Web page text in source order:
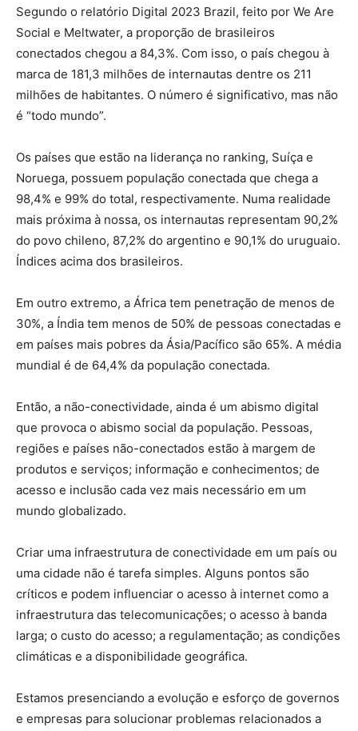
Segundo o relatório Digital 2023 Brazil, feito por We Are
Social e Meltwater, a proporção de brasileiros
conectados chegou a 84,3%. Com isso, o país chegou à
marca de 181,3 milhões de internautas dentre os 211
milhões de habitantes. O número é significativo, mas não
é “todo mundo”.
Os países que estão na liderança no ranking, Suíça e
Noruega, possuem população conectada que chega a
98,4% e 99% do total, respectivamente. Numa realidade
mais próxima à nossa, os internautas representam 90,2%
do povo chileno, 87,2% do argentino e 90,1% do uruguaio.
Índices acima dos brasileiros.
Em outro extremo, a África tem penetração de menos de
30%, a Índia tem menos de 50% de pessoas conectadas e
em países mais pobres da Ásia/Pacífico são 65%. A média
mundial é de 64,4% da população conectada.
Então, a não-conectividade, ainda é um abismo digital
que provoca o abismo social da população. Pessoas,
regiões e países não-conectados estão à margem de
produtos e serviços; informação e conhecimentos; de
acesso e inclusão cada vez mais necessário em um
mundo globalizado.
Criar uma infraestrutura de conectividade em um país ou
uma cidade não é tarefa simples. Alguns pontos são
críticos e podem influenciar o acesso à internet como a
infraestrutura das telecomunicações; o acesso à banda
larga; o custo do acesso; a regulamentação; as condições
climáticas e a disponibilidade geográfica.
Estamos presenciando a evolução e esforço de governos
e empresas para solucionar problemas relacionados a